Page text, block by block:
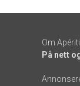
Om
På nett